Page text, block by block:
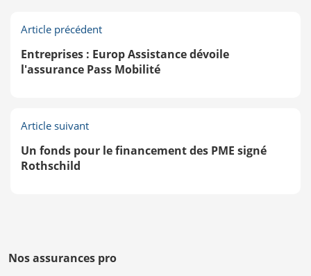
Article précédent
Entreprises : Europ Assistance dévoile
l'assurance Pass Mobilité
Article suivant
Un fonds pour le financement des PME signé
Rothschild
Nos assurances pro